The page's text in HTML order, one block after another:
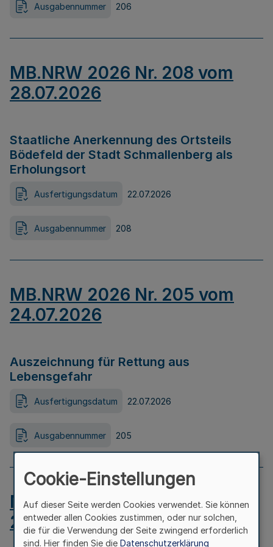
Ausgabennummer 206
MB.NRW 2026 Nr. 208 vom
28.07.2026
Staatliche Anerkennung des Ortsteils
Bödefeld der Stadt Schmallenberg als
Erholungsort
Ausfertigungsdatum 22.07.2026
Ausgabennummer 208
MB.NRW 2026 Nr. 205 vom
24.07.2026
Auszeichnung für Rettung aus
Lebensgefahr
Ausfertigungsdatum 22.07.2026
Ausgabennummer 205
MB.NRW 2026 Nr. 204 vom
24.07.2026
Cookie-Einstellungen
Auf dieser Seite werden Cookies verwendet. Sie können
entweder allen Cookies zustimmen, oder nur solchen,
die für die Verwendung der Seite zwingend erforderlich
sind. Hier finden Sie die Datenschutzerklärung